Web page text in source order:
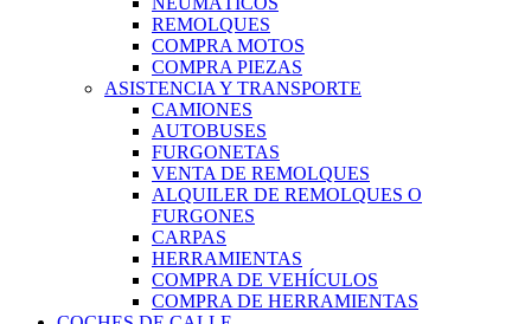
REMOLQUES
COMPRA MOTOS
COMPRA PIEZAS
ASISTENCIA Y TRANSPORTE
CAMIONES
AUTOBUSES
FURGONETAS
VENTA DE REMOLQUES
ALQUILER DE REMOLQUES O
FURGONES
CARPAS
HERRAMIENTAS
COMPRA DE VEHÍCULOS
COMPRA DE HERRAMIENTAS